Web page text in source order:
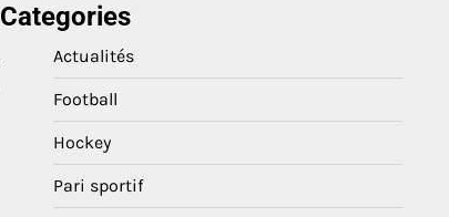
Categories
Actualités
Football
Hockey
Pari sportif